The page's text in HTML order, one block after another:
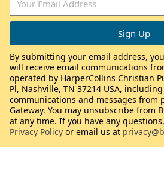
By submitting your email address,
will receive email communications
operated by HarperCollins Christian
Pl, Nashville, TN 37214 USA,
communications and messages from
Gateway. You may unsubscribe from
at any time. If you have any
Privacy Policy or email us at